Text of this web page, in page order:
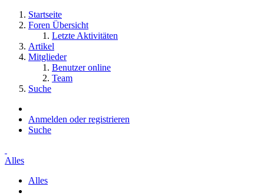
Startseite
Foren Übersicht
Letzte Aktivitäten
Artikel
Mitglieder
Benutzer online
Team
Suche
Anmelden oder registrieren
Suche
Alles
Alles